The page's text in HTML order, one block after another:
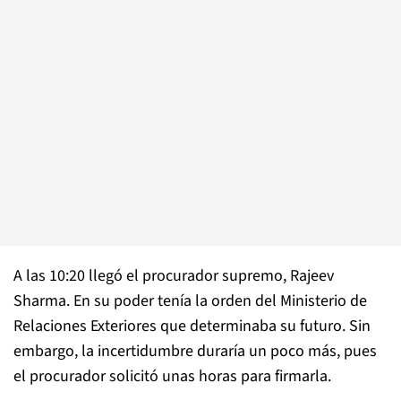
A las 10:20 llegó el procurador supremo, Rajeev
Sharma. En su poder tenía la orden del Ministerio de
Relaciones Exteriores que determinaba su futuro. Sin
embargo, la incertidumbre duraría un poco más, pues
el procurador solicitó unas horas para firmarla.